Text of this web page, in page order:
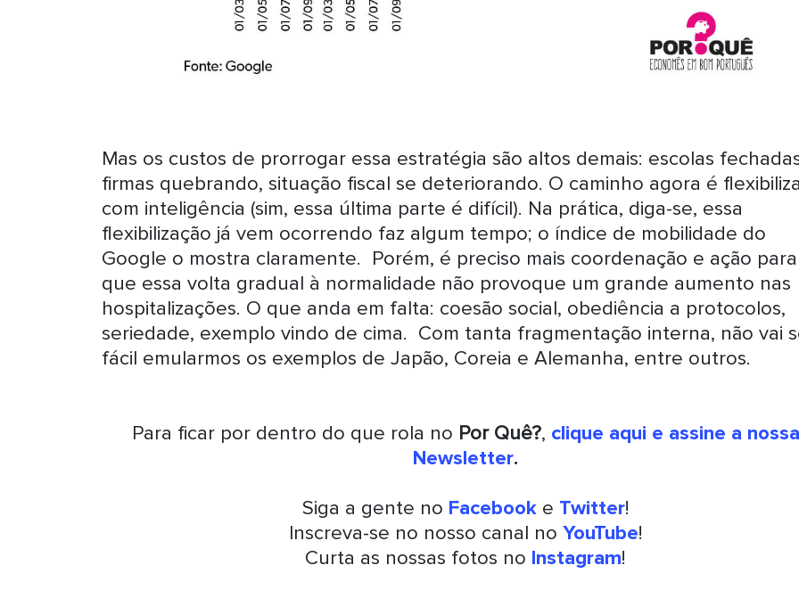
Mas os custos de prorrogar essa estratégia são altos demais: escolas
firmas quebrando, situação fiscal se deteriorando. O caminho agora é
com inteligência (sim, essa última parte é difícil). Na prática, diga-se, essa
flexibilização já vem ocorrendo faz algum tempo; o índice de mobilidade do
Google o mostra claramente. Porém, é preciso mais coordenação e ação para
que essa volta gradual à normalidade não provoque um grande aumento nas
hospitalizações. O que anda em falta: coesão social, obediência a protocolos,
seriedade, exemplo vindo de cima. Com tanta fragmentação interna, não vai
fácil emularmos os exemplos de Japão, Coreia e Alemanha, entre outros.
Para ficar por dentro do que rola no Por Quê?, clique aqui e assine a nossa
Newsletter.
Siga a gente no Facebooke Twitter!
Inscreva-se no nosso canal no YouTube!
Curta as nossas fotos no Instagram!